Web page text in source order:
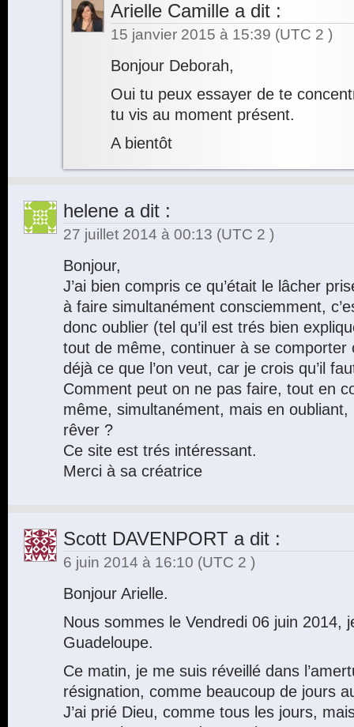
Arielle Camille a dit :
15 janvier 2015 à 15:39 (UTC 2 )
Bonjour Deborah,
Oui tu peux essayer de te
tu vis au moment présent.
A bientôt
helene a dit :
27 juillet 2014 à 00:13 (UTC 2 )
Bonjour,
J’ai bien compris ce qu’était le lâcher
à faire simultanément consciemment,
donc oublier (tel qu’il est trés bien
tout de même, continuer à se comporter
déjà ce que l’on veut, car je crois qu’il
Comment peut on ne pas faire, tout en
même, simultanément, mais en
rêver ?
Ce site est trés intéressant.
Merci à sa créatrice
Scott DAVENPORT a dit :
6 juin 2014 à 16:10 (UTC 2 )
Bonjour Arielle.
Nous sommes le Vendredi 06 juin 2014,
Guadeloupe.
Ce matin, je me suis réveillé dans
résignation, comme beaucoup de jours
J’ai prié Dieu, comme tous les jours,